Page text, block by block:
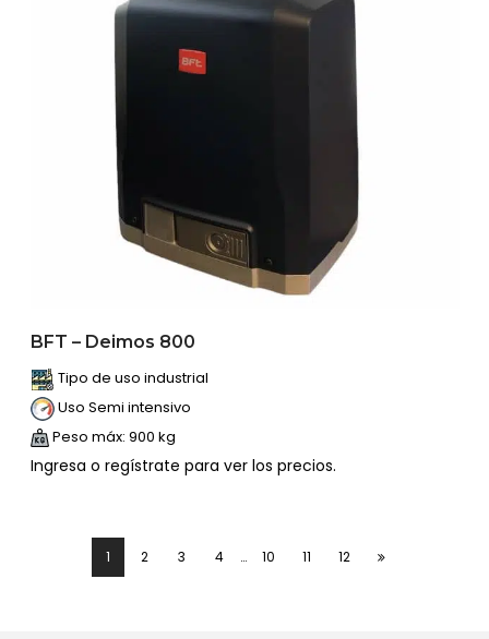
BFT – Deimos 800
Tipo de uso industrial
Uso Semi intensivo
Peso máx: 900 kg
Ingresa o regístrate para ver los precios.
1 2 3 4 … 10 11 12